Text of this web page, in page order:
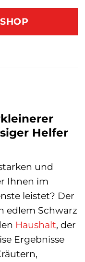
Helfer
und
Ihnen im
leistet? Der
edlem Schwarz
Haushalt, der
Ergebnisse